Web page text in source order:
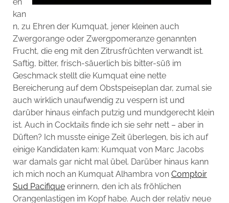
kan
n, zu Ehren der Kumquat, jener kleinen auch
Zwergorange oder Zwergpomeranze genannten
Frucht, die eng mit den Zitrusfrüchten verwandt ist.
Saftig, bitter, frisch-säuerlich bis bitter-süß im
Geschmack stellt die Kumquat eine nette
Bereicherung auf dem Obstspeiseplan dar, zumal sie
auch wirklich unaufwendig zu vespern ist und
darüber hinaus einfach putzig und mundgerecht klein
ist. Auch in Cocktails finde ich sie sehr nett – aber in
Düften? Ich musste einige Zeit überlegen, bis ich auf
einige Kandidaten kam: Kumquat von Marc Jacobs
war damals gar nicht mal übel. Darüber hinaus kann
ich mich noch an Kumquat Alhambra von Comptoir
Sud Pacifiqueerinnern, den ich als fröhlichen
Orangenlastigen im Kopf habe. Auch der relativ neue